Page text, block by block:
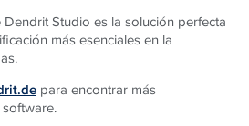
Studio es la solución perfecta
más esenciales en la
para encontrar más